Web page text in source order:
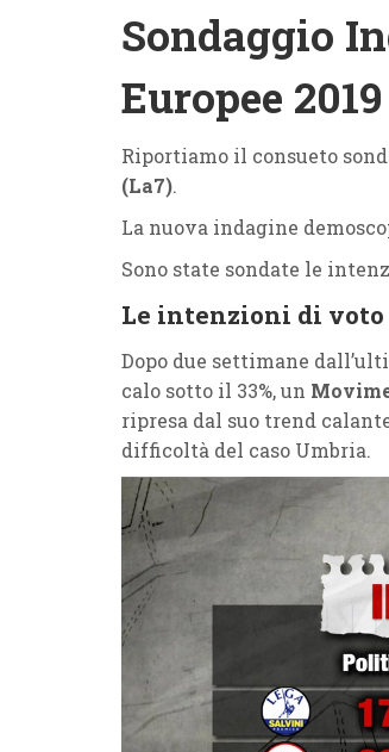
Sondaggio
Europee 2019
Riportiamo il consueto
(La7).
La nuova indagine
Sono state sondate le
Le intenzioni di voto
Dopo due settimane
calo sotto il 33%, un
ripresa dal suo trend
difficoltà del caso Umbria.